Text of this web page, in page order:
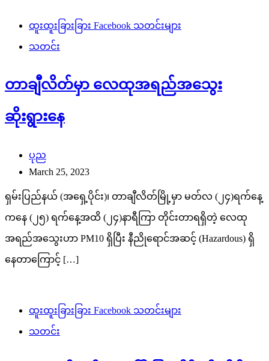
ထူးထူးခြားခြား Facebook သတင်းများ
သတင်း
တာချီလိတ်မှာ လေထုအရည်အသွေး
ဆိုးရွားနေ
ပုည
March 25, 2023
ရှမ်းပြည်နယ် (အရှေ့ပိုင်း)၊ တာချီလိတ်မြို့မှာ မတ်လ (၂၄)ရက်နေ့
ကနေ (၂၅) ရက်နေ့အထိ (၂၄)နာရီကြာ တိုင်းတာရရှိတဲ့ လေထု
အရည်အသွေးဟာ PM10 ရှိပြီး နီညိုရောင်အဆင့် (Hazardous) ရှိ
နေတာကြောင့် […]
ထူးထူးခြားခြား Facebook သတင်းများ
သတင်း